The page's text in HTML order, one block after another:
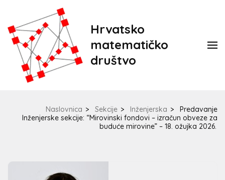
Hrvatsko
matematičko
društvo
Naslovnica > Sekcije > Inženjerska >
Predavanje
Inženjerske sekcije: “Mirovinski fondovi – izračun obveze za
buduće mirovine” – 18. ožujka 2026.